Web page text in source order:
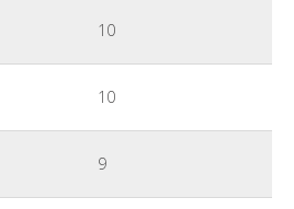
10
10
9